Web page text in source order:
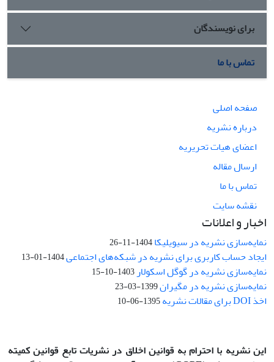
برای نویسندگان
تماس با ما
صفحه اصلی
درباره نشریه
اعضای هیات تحریریه
ارسال مقاله
تماس با ما
نقشه سایت
اخبار و اعلانات
نمایه‌سازی نشریه در سیویلیکا1404-11-26
ایجاد حساب کاربری برای نشریه در شبکه‌های اجتماعی1404-01-13
نمایه‌سازی نشریه در گوگل اسکولار 1403-10-15
نمایه‌سازی نشریه در مگیران1399-03-23
اخذ DOI برای مقالات نشریه 1395-06-10
این نشریه با احترام به قوانین اخلاق در نشریات تابع قوانین کمیته